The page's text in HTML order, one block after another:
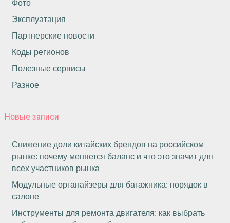
Фото
Эксплуатация
Партнерские новости
Коды регионов
Полезные сервисы
Разное
Новые записи
Снижение доли китайских брендов на российском
рынке: почему меняется баланс и что это значит для
всех участников рынка
Модульные органайзеры для багажника: порядок в
салоне
Инструменты для ремонта двигателя: как выбрать